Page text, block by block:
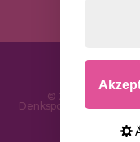
© 2026
Denksportaufgaben im